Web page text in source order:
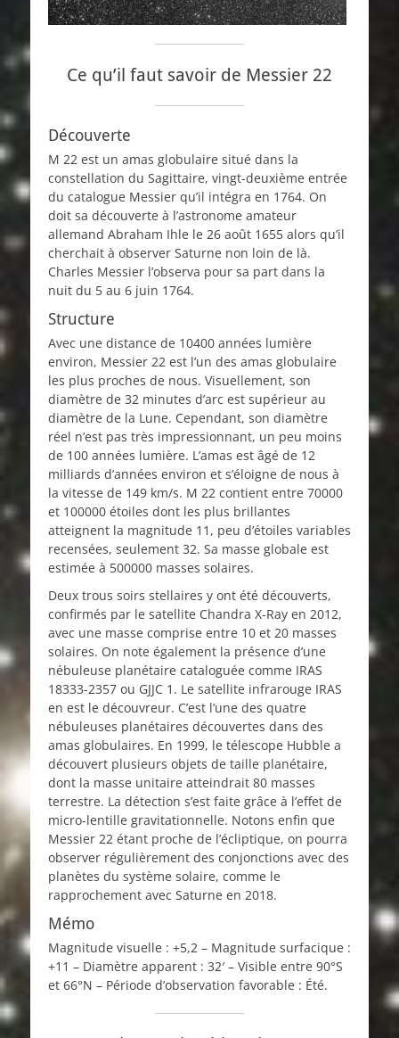
Ce qu’il faut savoir de Messier 22
Découverte
M 22 est un amas globulaire situé dans la
constellation du Sagittaire, vingt-deuxième entrée
du catalogue Messier qu’il intégra en 1764. On
doit sa découverte à l’astronome amateur
allemand Abraham Ihle le 26 août 1655 alors qu’il
cherchait à observer Saturne non loin de là.
Charles Messier l’observa pour sa part dans la
nuit du 5 au 6 juin 1764.
Structure
Avec une distance de 10400 années lumière
environ, Messier 22 est l’un des amas globulaire
les plus proches de nous. Visuellement, son
diamètre de 32 minutes d’arc est supérieur au
diamètre de la Lune. Cependant, son diamètre
réel n’est pas très impressionnant, un peu moins
de 100 années lumière. L’amas est âgé de 12
milliards d’années environ et s’éloigne de nous à
la vitesse de 149 km/s. M 22 contient entre 70000
et 100000 étoiles dont les plus brillantes
atteignent la magnitude 11, peu d’étoiles variables
recensées, seulement 32. Sa masse globale est
estimée à 500000 masses solaires.
Deux trous soirs stellaires y ont été découverts,
confirmés par le satellite Chandra X-Ray en 2012,
avec une masse comprise entre 10 et 20 masses
solaires. On note également la présence d’une
nébuleuse planétaire cataloguée comme IRAS
18333-2357 ou GJJC 1. Le satellite infrarouge IRAS
en est le découvreur. C’est l’une des quatre
nébuleuses planétaires découvertes dans des
amas globulaires. En 1999, le télescope Hubble a
découvert plusieurs objets de taille planétaire,
dont la masse unitaire atteindrait 80 masses
terrestre. La détection s’est faite grâce à l’effet de
micro-lentille gravitationnelle. Notons enfin que
Messier 22 étant proche de l’écliptique, on pourra
observer régulièrement des conjonctions avec des
planètes du système solaire, comme le
rapprochement avec Saturne en 2018.
Mémo
Magnitude visuelle : +5,2 – Magnitude surfacique :
+11 – Diamètre apparent : 32′ – Visible entre 90°S
et 66°N – Période d’observation favorable : Été.